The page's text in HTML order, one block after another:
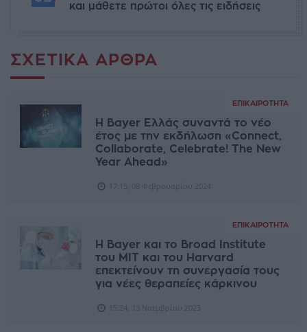
και μάθετε πρώτοι όλες τις ειδήσεις
ΣΧΕΤΙΚΆ ΆΡΘΡΑ
ΕΠΙΚΑΙΡΌΤΗΤΑ
Η Bayer Ελλάς συναντά το νέο
έτος με την εκδήλωση «Connect,
Collaborate, Celebrate! The New
Year Ahead»
ΕΠΙΚΑΙΡΌΤΗΤΑ
Η Bayer και το Broad Institute
του MIT και του Harvard
επεκτείνουν τη συνεργασία τους
για νέες θεραπείες κάρκινου